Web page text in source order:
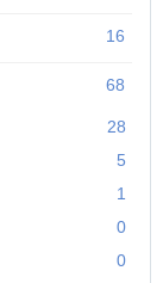
16
68
28
5
1
0
0